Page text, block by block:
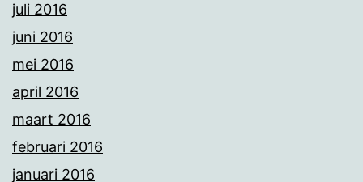
juli 2016
juni 2016
mei 2016
april 2016
maart 2016
februari 2016
januari 2016